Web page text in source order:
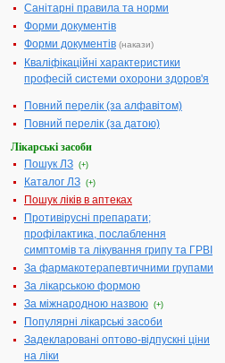
Санітарні правила та норми
Форми документів
Форми документів (накази)
Кваліфікаційні характеристики
професій системи охорони здоров'я
Повний перелік (за алфавітом)
Повний перелік (за датою)
Лікарські засоби
Пошук ЛЗ (+)
Каталог ЛЗ (+)
Пошук ліків в аптеках
Противірусні препарати;
профілактика, послаблення
симптомів та лікування грипу та ГРВІ
За фармакотерапевтичними групами
За лікарською формою
За міжнародною назвою (+)
Популярні лікарські засоби
Задекларовані оптово-відпускні ціни
на ліки